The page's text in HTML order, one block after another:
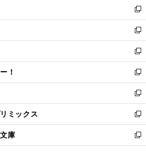
で
開
く
ド
ウ
で
開
く
ィ
ン
ド
ウ
で
開
く
い
ウ
ィ
ン
ド
ウ
で
開
く
新
し
い
ウ
ィ
ン
ド
ウ
で
開
く
新
し
い
ウ
ィ
ン
ド
ウ
で
開
く
新
し
い
ウ
ィ
ン
ド
ウ
で
開
！
新
し
い
ウ
ィ
ン
ド
ウ
新
し
い
ウ
ィ
ン
ミックス
新
し
い
ウ
庫
新
し